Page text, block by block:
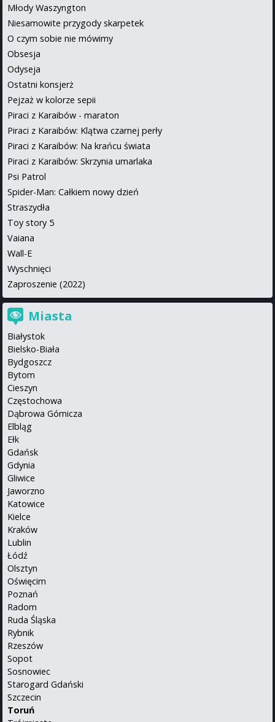
Młody Waszyngton
Niesamowite przygody skarpetek
O czym sobie nie mówimy
Obsesja
Odyseja
Ostatni konsjerż
Pejzaż w kolorze sepii
Piraci z Karaibów - maraton
Piraci z Karaibów: Klątwa czarnej perły
Piraci z Karaibów: Na krańcu świata
Piraci z Karaibów: Skrzynia umarlaka
Psi Patrol
Spider-Man: Całkiem nowy dzień
Straszydła
Toy story 5
Vaiana
Wall-E
Wyschnięci
Zaproszenie (2022)
Miasta
Białystok
Bielsko-Biała
Bydgoszcz
Bytom
Cieszyn
Częstochowa
Dąbrowa Górnicza
Elbląg
Ełk
Gdańsk
Gdynia
Gliwice
Jaworzno
Katowice
Kielce
Kraków
Lublin
Łódź
Olsztyn
Oświęcim
Poznań
Radom
Ruda Śląska
Rybnik
Rzeszów
Sopot
Sosnowiec
Starogard Gdański
Szczecin
Toruń